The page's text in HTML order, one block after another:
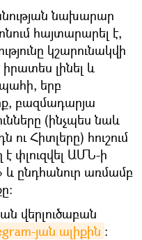
նախարար
հայտարարել է,
կշարունակվի
լինել և
երբ
բազմադարյա
(ինչպես նաև
ու Հիտլերը) հուշում
փլուզվել ԱՄՆ-ի
ընդհանուր առմամբ
վերլուծաբան
յան ալիքին ։